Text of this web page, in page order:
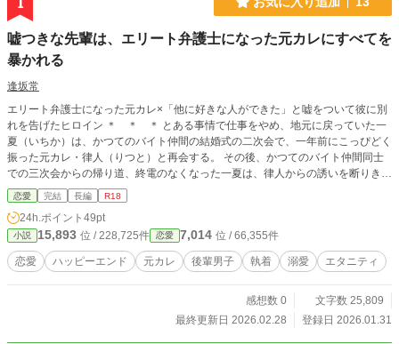
嘘つきな先輩は、エリート弁護士になった元カレにすべてを
暴かれる
逢坂常
エリート弁護士になった元カレ×「他に好きな人ができた」と嘘をついて彼に別
れを告げたヒロイン ＊ ＊ ＊ とある事情で仕事をやめ、地元に戻っていた一
夏（いちか）は、かつてのバイト仲間の結婚式の二次会で、一年前にこっぴどく
振った元カレ・律人（りつと）と再会する。 その後、かつてのバイト仲間同士
での三次会からの帰り道、終電のなくなった一夏は、律人からの誘いを断りきれ
ず、彼の家に行くことになり── かわいいワンコだったはずの元カレの執着愛に
すべてを暴かれる、サクッと読める中編になる予定です。
恋愛 完結 長編 R18
24h.ポイント 49pt
小説 15,893 位 / 228,725件 恋愛 7,014 位 / 66,355件
恋愛 ハッピーエンド 元カレ 後輩男子 執着 溺愛 エタニティ
感想数 0
文字数 25,809
最終更新日 2026.02.28
登録日 2026.01.31